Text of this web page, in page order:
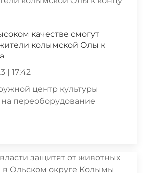
качестве смогут
колымской Олы к
| 17:42
центр культуры
на переоборудование